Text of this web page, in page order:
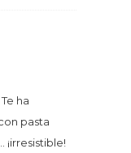
ha
pasta
¡irresistible!